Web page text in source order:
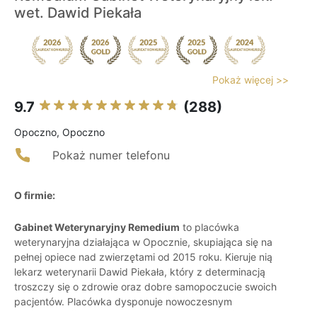
wet. Dawid Piekała
Pokaż więcej >>
9.7 (288)
Opoczno, Opoczno
Pokaż numer telefonu
O firmie:
Gabinet Weterynaryjny Remedium to placówka
weterynaryjna działająca w Opocznie, skupiająca się na
pełnej opiece nad zwierzętami od 2015 roku. Kieruje nią
lekarz weterynarii Dawid Piekała, który z determinacją
troszczy się o zdrowie oraz dobre samopoczucie swoich
pacjentów. Placówka dysponuje nowoczesnym